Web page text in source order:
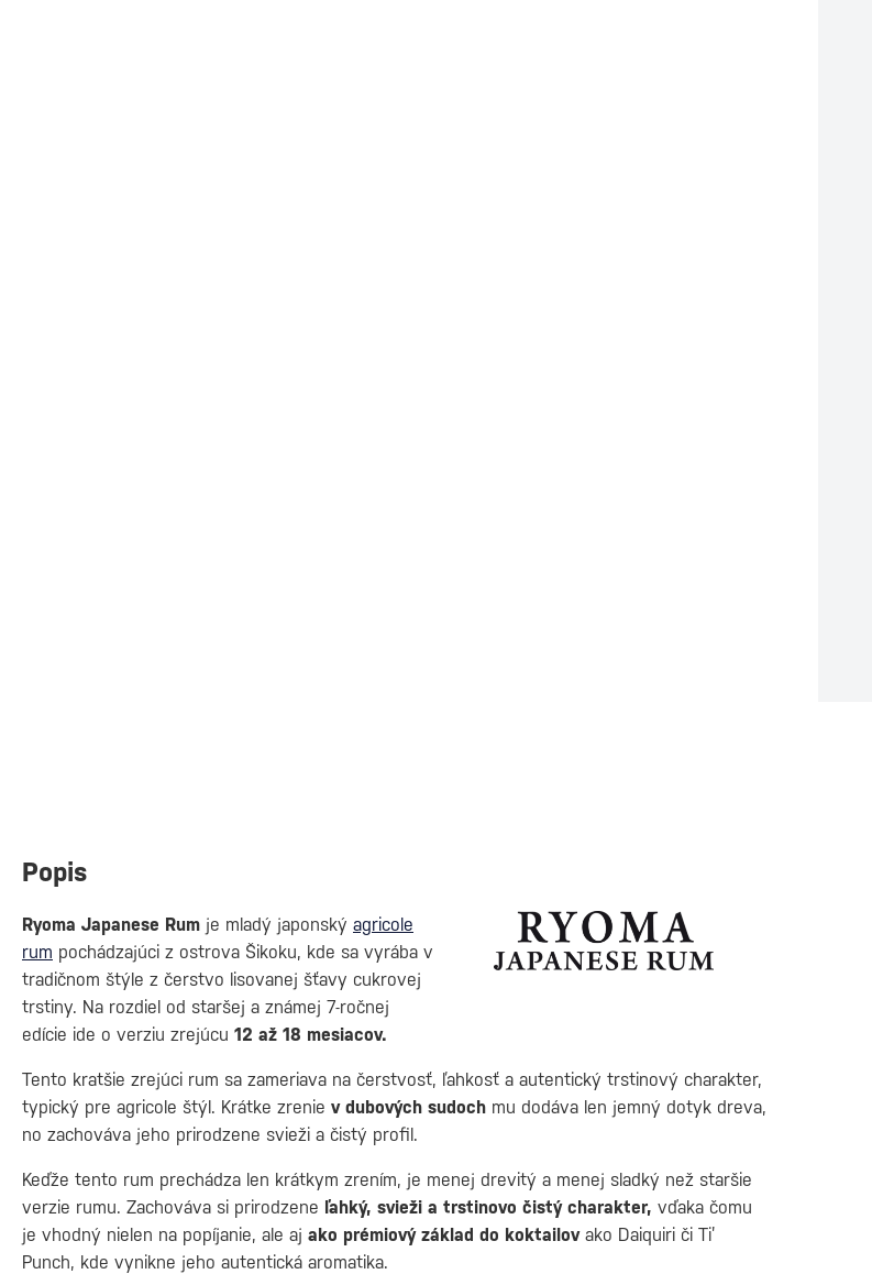
Popis
Ryoma Japanese Rum je mladý japonský agricole
rum pochádzajúci z ostrova Šikoku, kde sa vyrába v
tradičnom štýle z čerstvo lisovanej šťavy cukrovej
trstiny. Na rozdiel od staršej a známej 7-ročnej
edície ide o verziu zrejúcu 12 až 18 mesiacov.
Tento kratšie zrejúci rum sa zameriava na čerstvosť, ľahkosť a autentický trstinový charakter,
typický pre agricole štýl. Krátke zrenie v dubových sudoch mu dodáva len jemný dotyk dreva,
no zachováva jeho prirodzene svieži a čistý profil.
Keďže tento rum prechádza len krátkym zrením, je menej drevitý a menej sladký než staršie
verzie rumu. Zachováva si prirodzene ľahký, svieži a trstinovo čistý charakter, vďaka čomu
je vhodný nielen na popíjanie, ale aj ako prémiový základ do koktailovako Daiquiri či Ti’
Punch, kde vynikne jeho autentická aromatika.